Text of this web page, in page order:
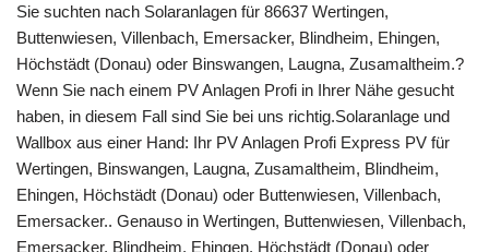
Sie suchten nach Solaranlagen für 86637 Wertingen,
Buttenwiesen, Villenbach, Emersacker, Blindheim, Ehingen,
Höchstädt (Donau) oder Binswangen, Laugna, Zusamaltheim.?
Wenn Sie nach einem PV Anlagen Profi in Ihrer Nähe gesucht
haben, in diesem Fall sind Sie bei uns richtig.Solaranlage und
Wallbox aus einer Hand: Ihr PV Anlagen Profi Express PV für
Wertingen, Binswangen, Laugna, Zusamaltheim, Blindheim,
Ehingen, Höchstädt (Donau) oder Buttenwiesen, Villenbach,
Emersacker.. Genauso in Wertingen, Buttenwiesen, Villenbach,
Emersacker, Blindheim, Ehingen, Höchstädt (Donau) oder